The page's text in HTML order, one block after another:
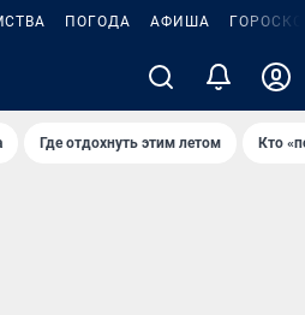
ПОГОДА АФИША
Где отдохнуть этим летом Кто